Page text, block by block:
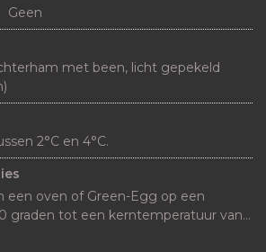
Geen
met been, licht gepekeld
2°C en 4°C.
een oven of Green-Egg op een
graden tot een kerntemperatuur van